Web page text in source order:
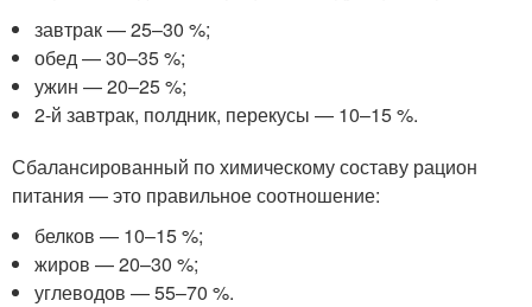
завтрак — 25–30 %;
обед — 30–35 %;
ужин — 20–25 %;
2-й завтрак, полдник, перекусы — 10–15 %.
Сбалансированный по химическому составу рацион
питания — это правильное соотношение:
белков — 10–15 %;
жиров — 20–30 %;
углеводов — 55–70 %.